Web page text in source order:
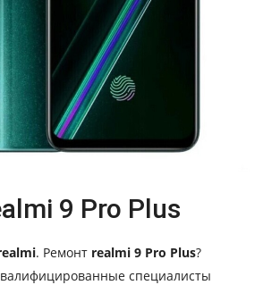
9 Pro Plus
. Ремонт realmi 9 Pro Plus?
специалисты